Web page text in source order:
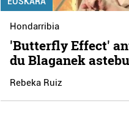
Hondarribia
'Butterfly Effect'
du Blaganek
Rebeka Ruiz